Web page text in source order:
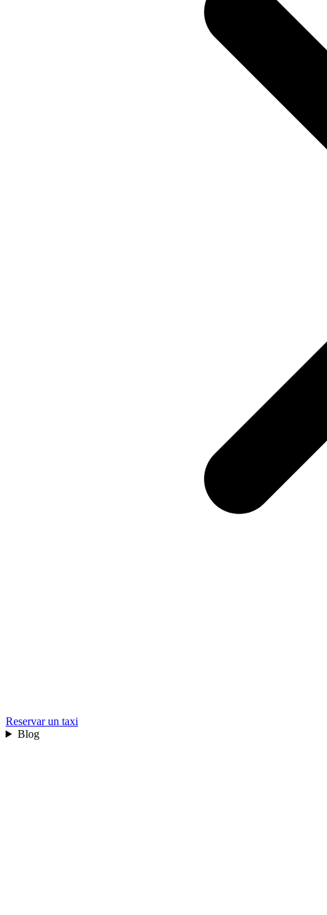
Reservar un taxi
Blog